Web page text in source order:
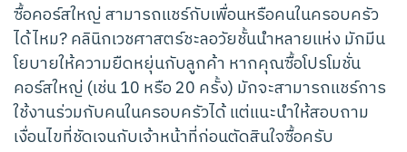
ซื้อคอร์สใหญ่ สามารถแชร์กับเพื่อนหรือคนในครอบครัว
ได้ไหม? คลินิกเวชศาสตร์ชะลอวัยชั้นนำหลายแห่ง มักมีน
โยบายให้ความยืดหยุ่นกับลูกค้า หากคุณซื้อโปรโมชั่น
คอร์สใหญ่ (เช่น 10 หรือ 20 ครั้ง) มักจะสามารถแชร์การ
ใช้งานร่วมกับคนในครอบครัวได้ แต่แนะนำให้สอบถาม
เงื่อนไขที่ชัดเจนกับเจ้าหน้าที่ก่อนตัดสินใจซื้อครับ